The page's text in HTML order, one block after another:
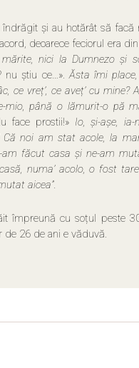
îndrăgit și au hotărât să
deoarece feciorul era
nici la Dumnezo și
nu știu ce…».Ăsta îmi
ce vreț’, ce aveț’ cu mine?
mio, până o lămurit-o pă
face prostii!» Io, și-așe,
Că noi am stat acole, la
am făcut casa și ne-am
numa’ acolo, o fost
aicea”.
împreună cu soțul peste
de 26 de ani e văduvă.